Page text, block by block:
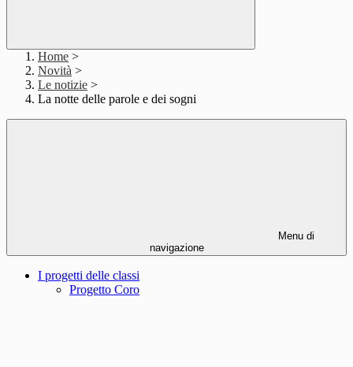
Home >
Novità >
Le notizie >
La notte delle parole e dei sogni
Menu di
navigazione
I progetti delle classi
Progetto Coro